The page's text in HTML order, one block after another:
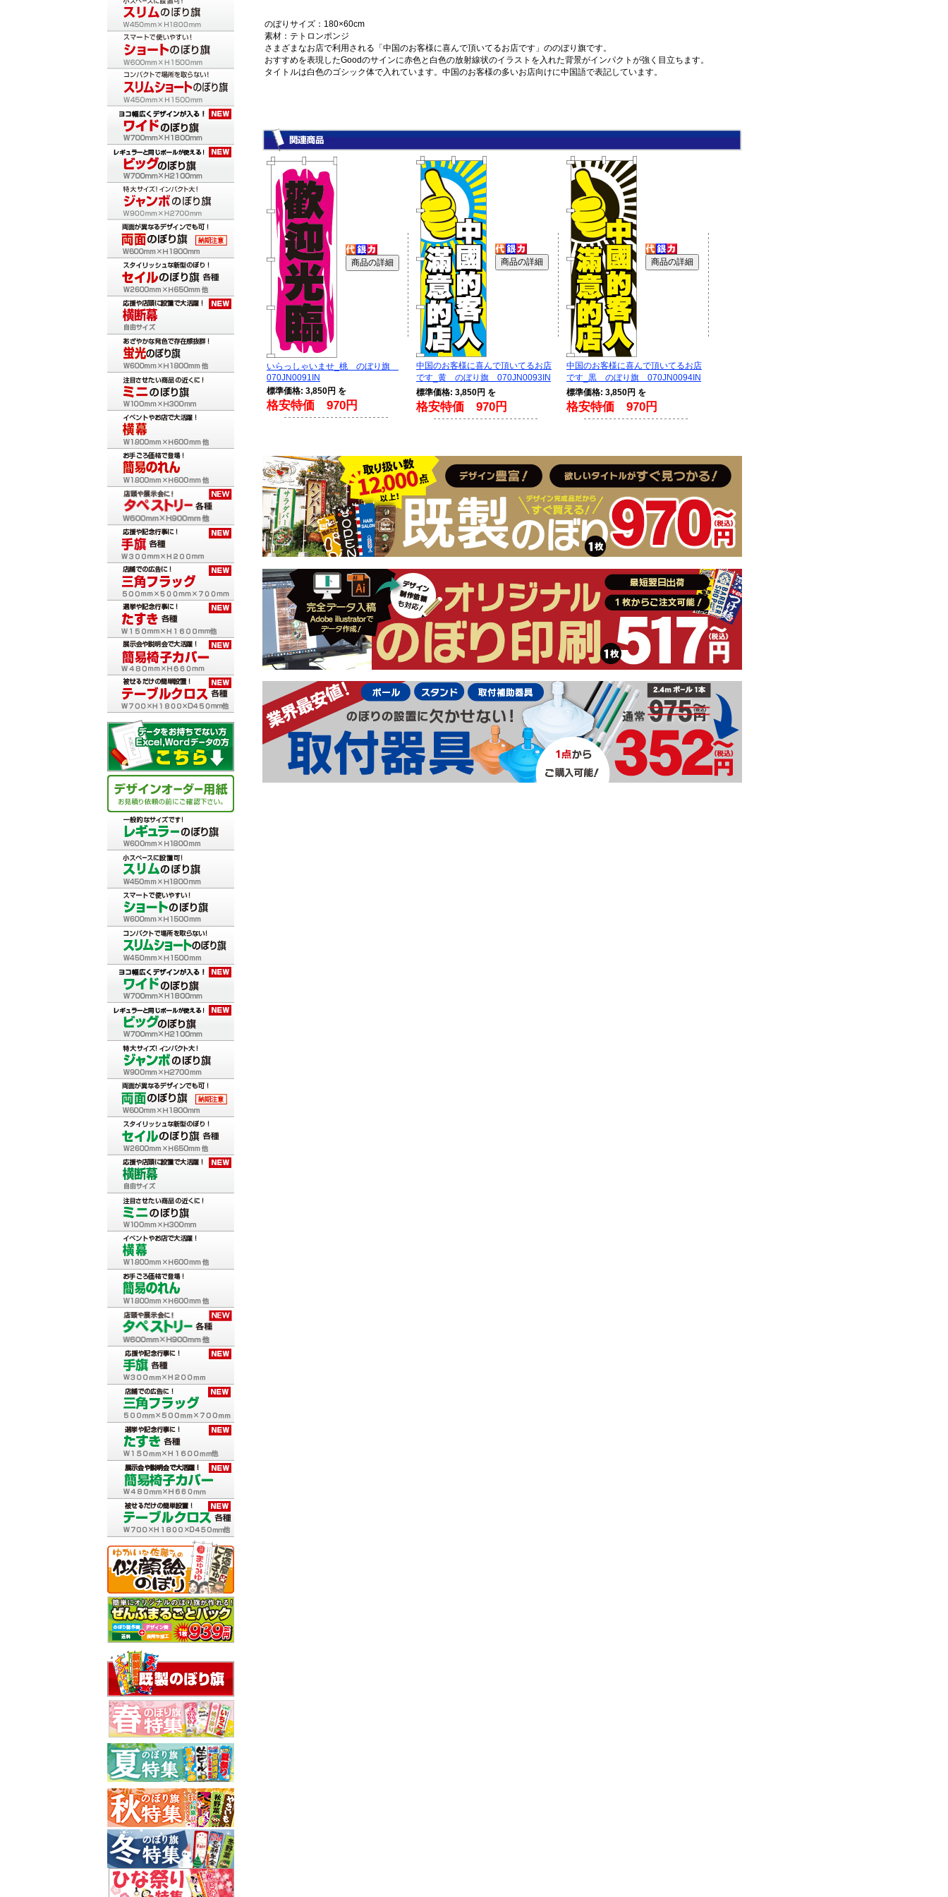
のぼりサイズ：180×60cm
素材：テトロンポンジ
さまざまなお店で利用される「中国のお客様に喜んで頂いてるお店です」ののぼり旗です。
おすすめを表現したGoodのサインに赤色と白色の放射線状のイラストを入れた背景がインパクトが強く目立ちます。
タイトルは白色のゴシック体で入れています。中国のお客様の多いお店向けに中国語で表記しています。
いらっしゃいませ_桃 のぼり旗
070JN0091IN
標準価格: 3,850円 を
格安特価 970円
中国のお客様に喜んで頂いてるお店
です_黄 のぼり旗 070JN0093IN
標準価格: 3,850円 を
格安特価 970円
中国のお客様に喜んで頂いてるお店
です_黒 のぼり旗 070JN0094IN
標準価格: 3,850円 を
格安特価 970円